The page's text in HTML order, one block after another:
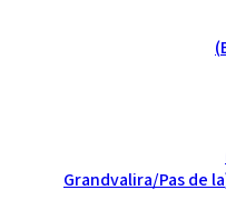
פאס דה לה קאסה (Grandvalira/Pas de la